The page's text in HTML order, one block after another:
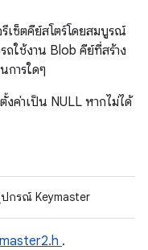
เซ็ตคีย์สโตร์โดยสมบูรณ์
ใช้งาน Blob คีย์ที่สร้าง
การใดๆ
ค่าเป็น NULL หากไม่ได้
ปกรณ์ Keymaster
.